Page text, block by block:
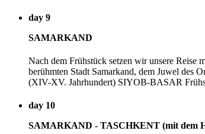
day 9
SAMARKAND
Nach dem Frühstück setzen wir unsere Reise
berühmten Stadt Samarkand, dem Juwel
(XIV-XV. Jahrhundert) SIYOB-BASAR
day 10
SAMARKAND - TASCHKENT (mit dem